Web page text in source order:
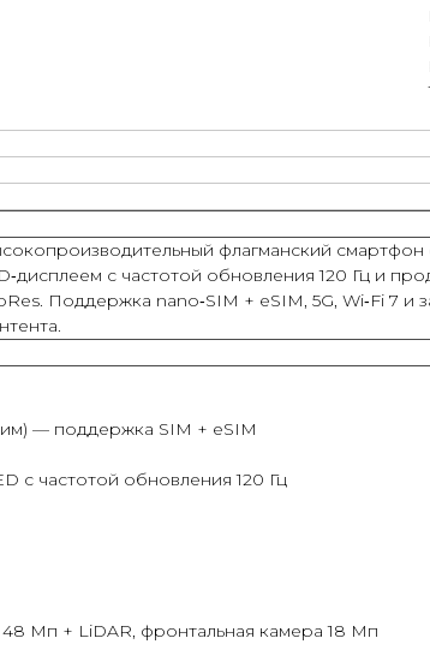
флагманский
с частотой обновления 120 Гц и
Поддержка nano‑SIM + eSIM, 5G, Wi‑Fi 7
— поддержка SIM + eSIM
с частотой обновления 120 Гц
Мп + LiDAR, фронтальная камера 18 Мп